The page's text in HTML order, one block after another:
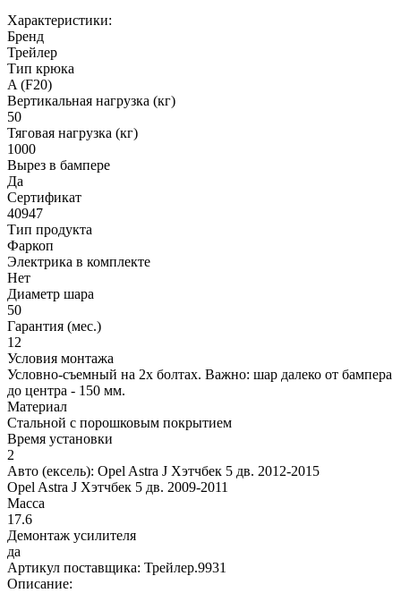
Характеристики:
Бренд
Трейлер
Тип крюка
A (F20)
Вертикальная нагрузка (кг)
50
Тяговая нагрузка (кг)
1000
Вырез в бампере
Да
Сертификат
40947
Тип продукта
Фаркоп
Электрика в комплекте
Нет
Диаметр шара
50
Гарантия (мес.)
12
Условия монтажа
Условно-съемный на 2х болтах. Важно: шар далеко от бампера
до центра - 150 мм.
Материал
Стальной с порошковым покрытием
Время установки
2
Авто (ексель): Opel Astra J Хэтчбек 5 дв. 2012-2015
Opel Astra J Хэтчбек 5 дв. 2009-2011
Масса
17.6
Демонтаж усилителя
да
Артикул поставщика: Трейлер.9931
Описание: